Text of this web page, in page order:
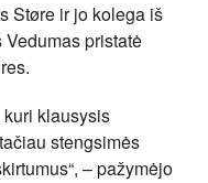
Støre ir jo kolega iš
pristatė
klausysis
stengsimės
– pažymėjo